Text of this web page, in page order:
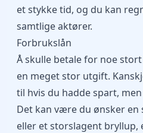
et stykke tid, og du kan
samtlige aktører.
Forbrukslån
Å skulle betale for noe
en meget stor utgift.
til hvis du hadde spart,
Det kan være du ønsker en
eller et storslagent bryllup,